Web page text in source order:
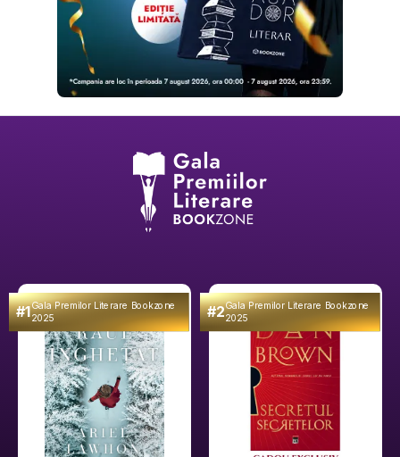
#1Gala Premilor Literare Bookzone
2025 #2Gala Premilor Literare Bookzone
2025